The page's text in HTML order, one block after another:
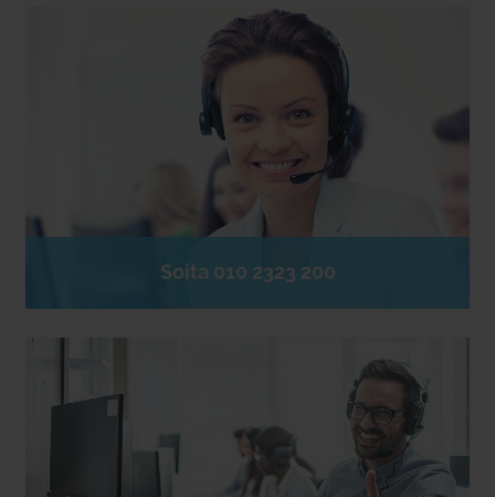
Soita 010 2323 200